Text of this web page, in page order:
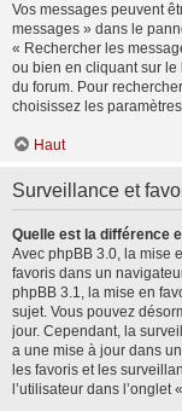
Vos messages peuvent
messages » dans le
« Rechercher les
ou bien en cliquant sur le
du forum. Pour
choisissez les
Haut
Surveillance et
Quelle est la différence
Avec phpBB 3.0, la mise
favoris dans un
phpBB 3.1, la mise en
sujet. Vous pouvez
jour. Cependant, la
a une mise à jour dans
les favoris et les
l’utilisateur dans l’onglet